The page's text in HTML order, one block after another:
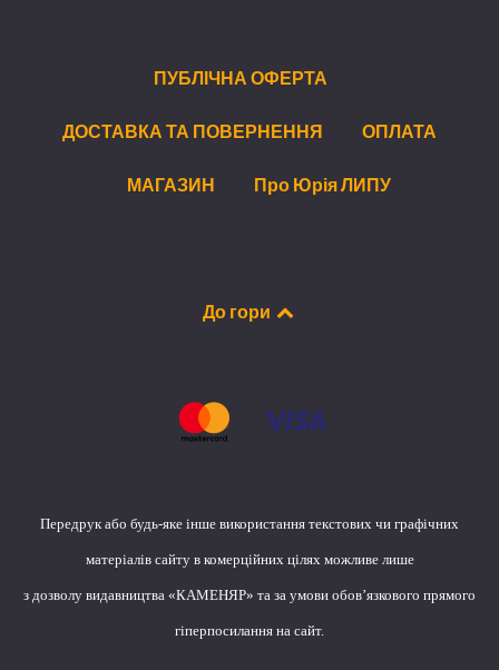
ПУБЛІЧНА ОФЕРТА
ДОСТАВКА ТА ПОВЕРНЕННЯ ОПЛАТА
МАГАЗИН Про Юрія ЛИПУ
До гори
Передрук або будь-яке інше використання текстових чи графічних
матеріалів сайту в комерційних цілях можливе лише
з дозволу видавництва «КАМЕНЯР» та за умови обов’язкового прямого
гіперпосилання на сайт.